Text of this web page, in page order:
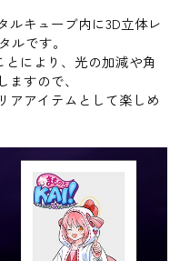
ルキューブ内に3D立体レ
ルです。
により、光の加減や角
すので、
アアイテムとして楽しめ